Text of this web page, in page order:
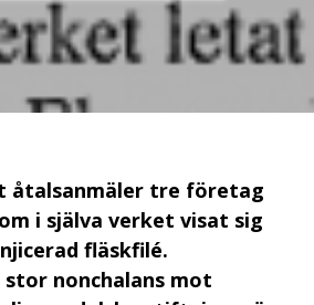
åtalsanmäler tre företag
i själva verket visat sig
fläskfilé.
nonchalans mot